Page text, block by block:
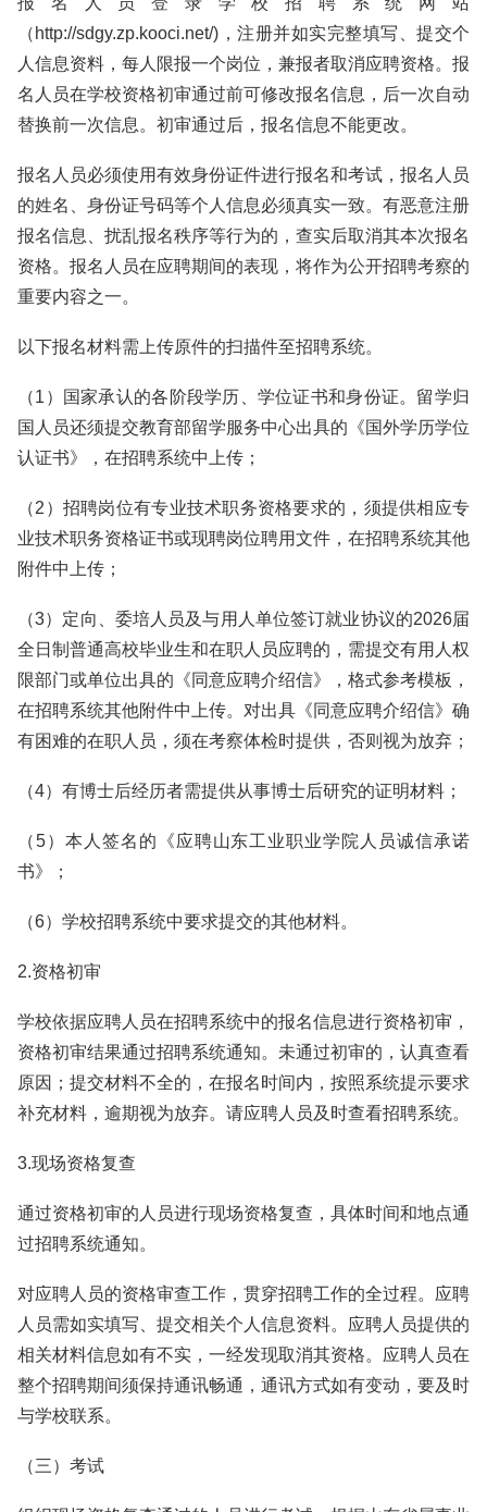
（http://sdgy.zp.kooci.net/)，注册并如实完整填写、提交个
人信息资料，每人限报一个岗位，兼报者取消应聘资格。报
名人员在学校资格初审通过前可修改报名信息，后一次自动
替换前一次信息。初审通过后，报名信息不能更改。
报名人员必须使用有效身份证件进行报名和考试，报名人员
的姓名、身份证号码等个人信息必须真实一致。有恶意注册
报名信息、扰乱报名秩序等行为的，查实后取消其本次报名
资格。报名人员在应聘期间的表现，将作为公开招聘考察的
重要内容之一。
以下报名材料需上传原件的扫描件至招聘系统。
（1）国家承认的各阶段学历、学位证书和身份证。留学归
国人员还须提交教育部留学服务中心出具的《国外学历学位
认证书》，在招聘系统中上传；
（2）招聘岗位有专业技术职务资格要求的，须提供相应专
业技术职务资格证书或现聘岗位聘用文件，在招聘系统其他
附件中上传；
（3）定向、委培人员及与用人单位签订就业协议的2026届
全日制普通高校毕业生和在职人员应聘的，需提交有用人权
限部门或单位出具的《同意应聘介绍信》，格式参考模板，
在招聘系统其他附件中上传。对出具《同意应聘介绍信》确
有困难的在职人员，须在考察体检时提供，否则视为放弃；
（4）有博士后经历者需提供从事博士后研究的证明材料；
（5）本人签名的《应聘山东工业职业学院人员诚信承诺
书》；
（6）学校招聘系统中要求提交的其他材料。
2.资格初审
学校依据应聘人员在招聘系统中的报名信息进行资格初审，
资格初审结果通过招聘系统通知。未通过初审的，认真查看
原因；提交材料不全的，在报名时间内，按照系统提示要求
补充材料，逾期视为放弃。请应聘人员及时查看招聘系统。
3.现场资格复查
通过资格初审的人员进行现场资格复查，具体时间和地点通
过招聘系统通知。
对应聘人员的资格审查工作，贯穿招聘工作的全过程。应聘
人员需如实填写、提交相关个人信息资料。应聘人员提供的
相关材料信息如有不实，一经发现取消其资格。应聘人员在
整个招聘期间须保持通讯畅通，通讯方式如有变动，要及时
与学校联系。
（三）考试